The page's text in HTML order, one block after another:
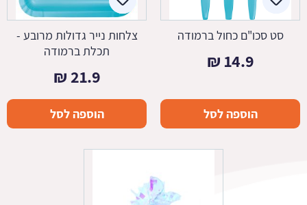
סט סכו"ם כחול ברמודה
14.9
₪
הוספה לסל
צלחות נייר גדולות מרובע -
תכלת ברמודה
21.9
₪
הוספה לסל